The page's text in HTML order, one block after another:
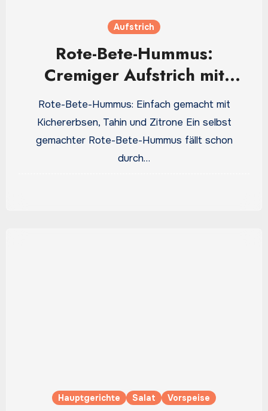
Aufstrich
Rote-Bete-Hummus:
Cremiger Aufstrich mit
leuchtender Farbe und
feiner Würze
Rote-Bete-Hummus: Einfach gemacht mit
Kichererbsen, Tahin und Zitrone Ein selbst
gemachter Rote-Bete-Hummus fällt schon
durch…
Hauptgerichte Salat Vorspeise